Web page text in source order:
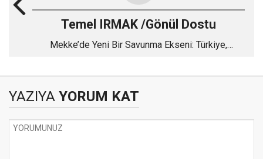
Temel IRMAK /Gönül Dostu
Mekke’de Yeni Bir Savunma Ekseni: Türkiye,
YAZIYA YORUM KAT